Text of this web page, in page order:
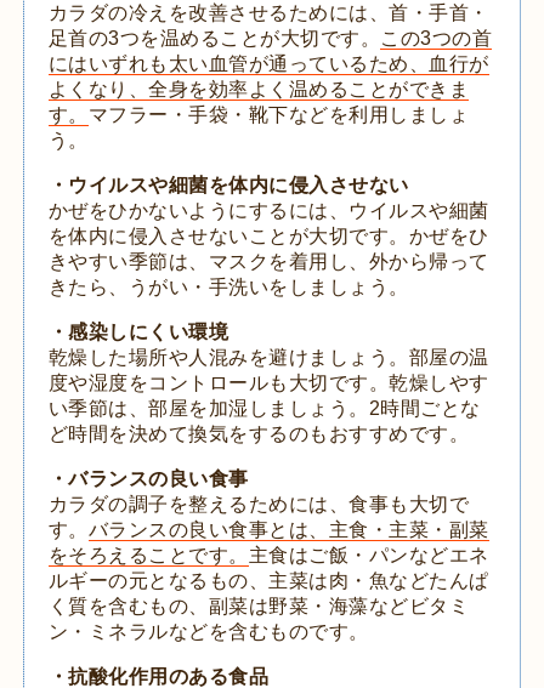
カラダの冷えを改善させるためには、首・手首・
足首の3つを温めることが大切です。
この3つの首
にはいずれも太い血管が通っているため、血行が
よくなり、全身を効率よく温めることができま
す。 マフラー・手袋・靴下などを利用しましょ
う。
・ウイルスや細菌を体内に侵入させない
かぜをひかないようにするには、ウイルスや細菌
を体内に侵入させないことが大切です。かぜをひ
きやすい季節は、マスクを着用し、外から帰って
きたら、うがい・手洗いをしましょう。
・感染しにくい環境
乾燥した場所や人混みを避けましょう。部屋の温
度や湿度をコントロールも大切です。乾燥しやす
い季節は、部屋を加湿しましょう。2時間ごとな
ど時間を決めて換気をするのもおすすめです。
・バランスの良い食事
カラダの調子を整えるためには、食事も大切で
す。 バランスの良い食事とは、主食・主菜・副菜
をそろえることです。 主食はご飯・パンなどエネ
ルギーの元となるもの、主菜は肉・魚などたんぱ
く質を含むもの、副菜は野菜・海藻などビタミ
ン・ミネラルなどを含むものです。
・抗酸化作用のある食品